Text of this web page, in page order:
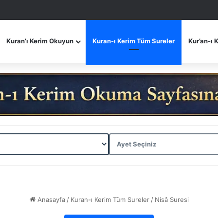
Kuran’ı Kerim Okuyun Kuran-ı Kerim Tüm Sureler Kur’an-ı
Anasayfa / Kuran-ı Kerim Tüm Sureler / Nisâ Suresi